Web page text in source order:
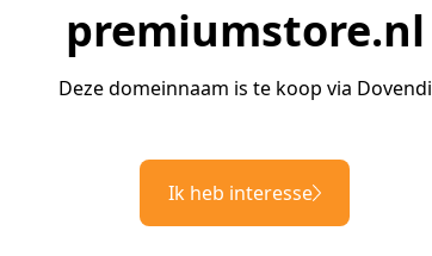
premiumstore.nl
Deze domeinnaam is te koop via Dovendi
Ik heb interesse